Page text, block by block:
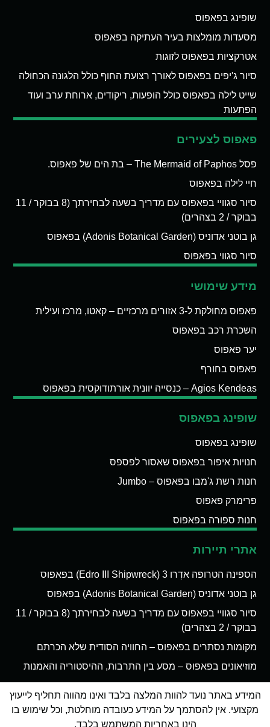
שופינג בפאפוס
מסעדות מומלצות בעיר העתיקה בפאפוס
אטרקציות בפאפוס לזוגות
סיור ג'יפים בפאפוס לאורך רצועת החוף כולל הלגונה הכחולה
שייט לילה בפאפוס כולל הופעות, ריקודים, ארוחת ערב ועוד
הפתעות
פאפוס לצעירים
פסל The Mermaid of Paphos – בת הים של פאפוס.
חיי לילה בפאפוס
סיור סגוויי בפאפוס עם מדריך בשעה לבחירתך (8 בבוקר / 11
בבוקר / 2 בצהרים)
גן בוטני אדוניס (Adonis Botanical Garden) בפאפוס
סיור סגווי בפאפוס
מידע שימושי
פאפוס מחולקת ל-3 אזורים מרכזיים – קאטו, מרכז ועילית
השכרת רכב בפאפוס
יער פאפוס
פאפוס בחורף
Agios Kendeas – כנסייה יוונית אורתודוקסית בפאפוס
שופינג בפאפוס
שופינג בפאפוס
חנויות איפור בפאפוס שאסור לפספס
חנות רשת ג'מבו בפאפוס – Jumbo
פרימרק פאפוס
חנות ספורה בפאפוס
אתרי תיירות
הספינה הטרופה אדְרו 3 (Edro III Shipwreck) בפאפוס
גן בוטני אדוניס (Adonis Botanical Garden) בפאפוס
סיור סגוויי בפאפוס עם מדריך בשעה לבחירתך (8 בבוקר / 11
בבוקר / 2 בצהרים)
מקומות נסתרים בפאפוס – החוויה הסודית שלא הכרתם
מוזיאונים בפאפוס – מסע בין התרבות, ההיסטוריה והאמנות
המידע באתר נועד להוות המלצה בלבד ואינו מהווה תחליף לייעוץ
מקצועי. אין להסתמך על המידע כעובדה מוחלטת, וכל שימוש בו
הינו באחריות המשתמש בלבד.